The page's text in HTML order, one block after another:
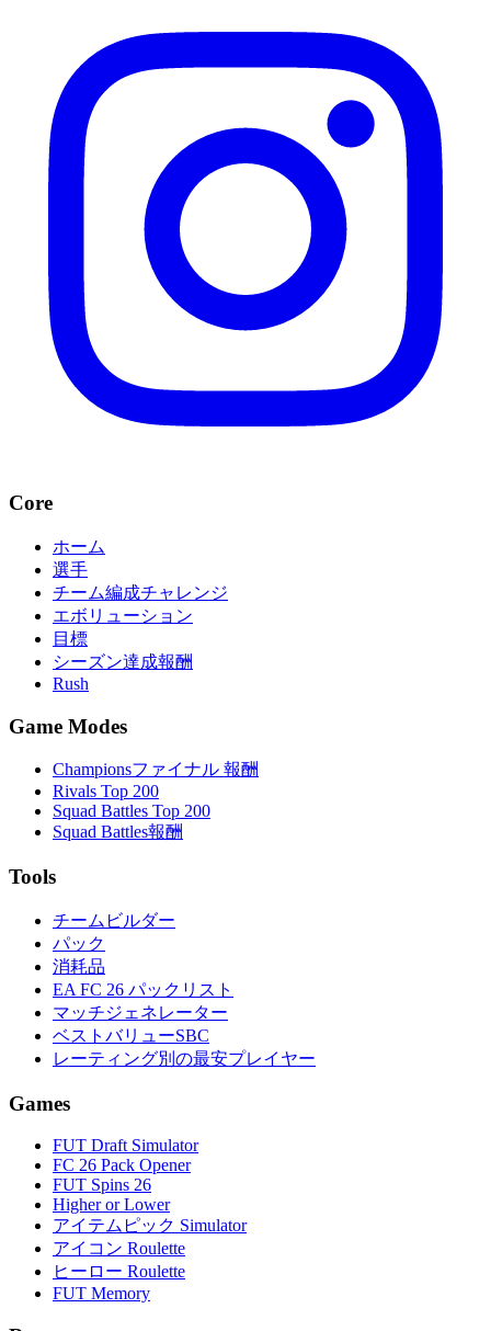
Core
ホーム
選手
チーム編成チャレンジ
エボリューション
目標
シーズン達成報酬
Rush
Game Modes
Championsファイナル 報酬
Rivals Top 200
Squad Battles Top 200
Squad Battles報酬
Tools
チームビルダー
パック
消耗品
EA FC 26 パックリスト
マッチジェネレーター
ベストバリューSBC
レーティング別の最安プレイヤー
Games
FUT Draft Simulator
FC 26 Pack Opener
FUT Spins 26
Higher or Lower
アイテムピック Simulator
アイコン Roulette
ヒーロー Roulette
FUT Memory